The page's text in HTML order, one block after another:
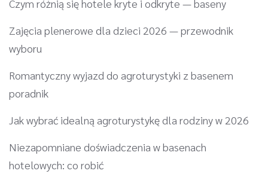
Czym różnią się hotele kryte i odkryte — baseny
Zajęcia plenerowe dla dzieci 2026 — przewodnik
wyboru
Romantyczny wyjazd do agroturystyki z basenem
poradnik
Jak wybrać idealną agroturystykę dla rodziny w 2026
Niezapomniane doświadczenia w basenach
hotelowych: co robić